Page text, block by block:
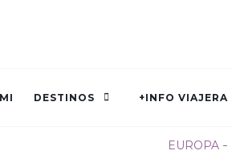
DESTINOS +INFO VIAJERA
EUROPA